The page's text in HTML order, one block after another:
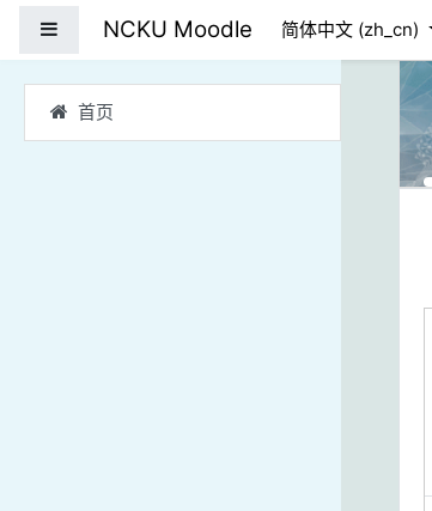
停靠面板
首页
NCKU Moodle 简体中文 ‎(zh_cn)‎